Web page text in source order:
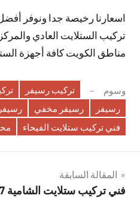
اسعارنا رخيصة جدا ونوفر
تركيب الستلايت العادي
مناطق الكويت كافة أجهزة
وسوم تركيب رسيفر
رسيفر
رسيفر مخفي
فني تركيب ستلايت الفيحاء
تصفّح
المقالة السابقة